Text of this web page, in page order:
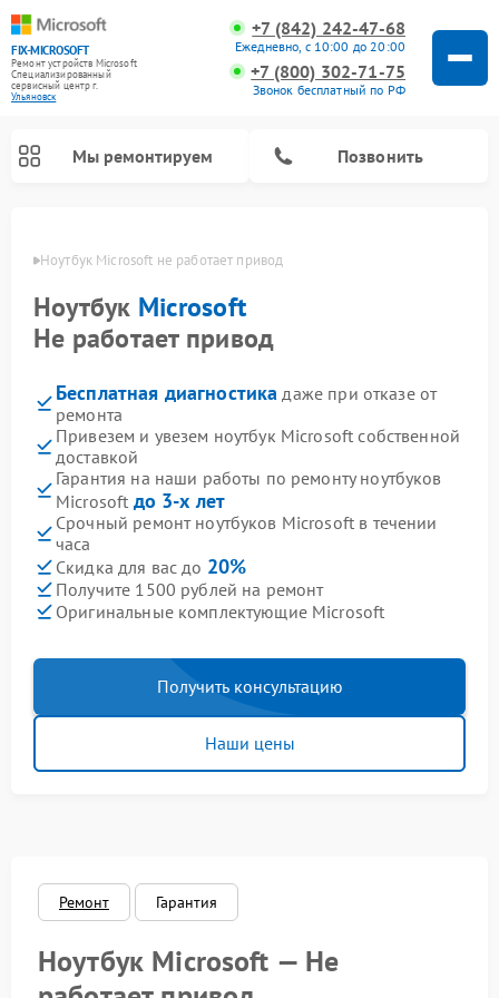
FIX-MICROSOFT
Ремонт устройств Microsoft
Специализированный
cервисный центр г.
Ульяновск
+7 (842) 242-47-68
Ежедневно, с 10:00 до 20:00
+7 (800) 302-71-75
Звонок бесплатный по РФ
Мы ремонтируем Позвонить
Ноутбук Microsoft не работает привод
Ноутбук Microsoft
Не работает привод
Бесплатная диагностика даже при отказе от
ремонта
Привезем и увезем ноутбук Microsoft собственной
доставкой
Гарантия на наши работы по ремонту ноутбуков
Microsoft до 3-х лет
Срочный ремонт ноутбуков Microsoft в течении
часа
Скидка для вас до 20%
Получите 1500 рублей на ремонт
Оригинальные комплектующие Microsoft
Получить консультацию
Наши цены
Ремонт Гарантия
Ноутбук Microsoft — Не